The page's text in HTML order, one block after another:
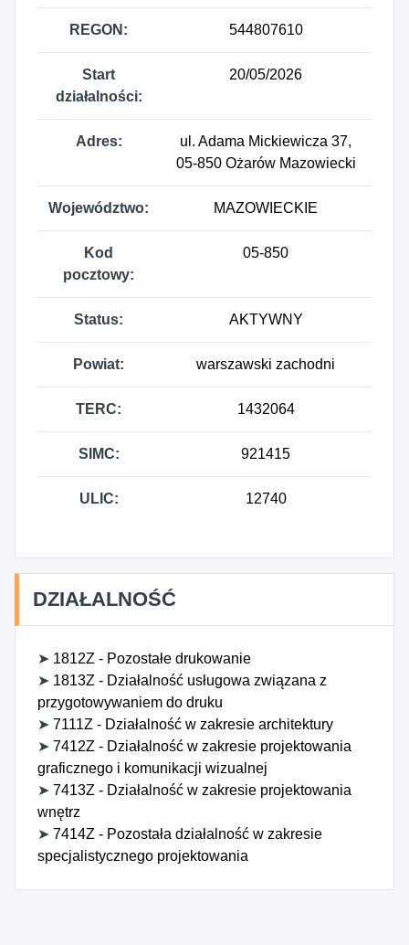
REGON: 544807610
Start
działalności:
20/05/2026
Adres:
ul. Adama Mickiewicza 37,
05-850 Ożarów Mazowiecki
Województwo: MAZOWIECKIE
Kod
pocztowy:
05-850
Status: AKTYWNY
Powiat: warszawski zachodni
TERC: 1432064
SIMC: 921415
ULIC: 12740
DZIAŁALNOŚĆ
➤ 1812Z - Pozostałe drukowanie
➤ 1813Z - Działalność usługowa związana z
przygotowywaniem do druku
➤ 7111Z - Działalność w zakresie architektury
➤ 7412Z - Działalność w zakresie projektowania
graficznego i komunikacji wizualnej
➤ 7413Z - Działalność w zakresie projektowania
wnętrz
➤ 7414Z - Pozostała działalność w zakresie
specjalistycznego projektowania